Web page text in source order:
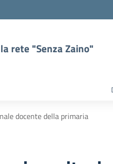
rete "Senza Zaino"
docente della primaria